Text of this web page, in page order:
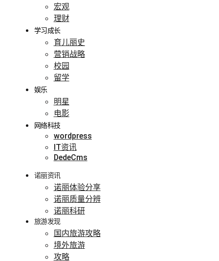
宏观
理财
学习成长
育儿丽史
营销战略
校园
留学
娱乐
明星
电影
网络科技
wordpress
IT资讯
DedeCms
诺丽资讯
诺丽体验分享
诺丽质量分辨
诺丽科研
旅游发现
国内旅游攻略
境外旅游
攻略